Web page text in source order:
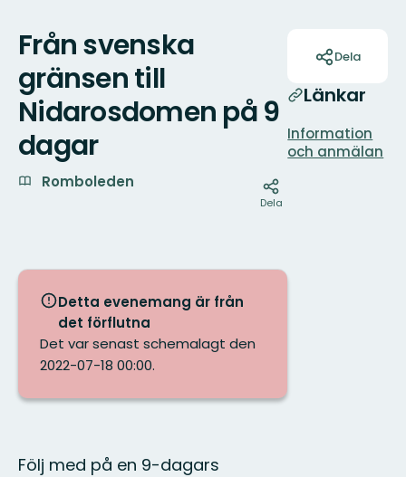
Från svenska
gränsen till
Nidarosdomen på 9
dagar
Romboleden
Dela
Detta evenemang är från
det förflutna
Det var senast schemalagt den
2022-07-18 00:00.
Följ med på en 9-dagars
Dela
Länkar
Information
och anmälan